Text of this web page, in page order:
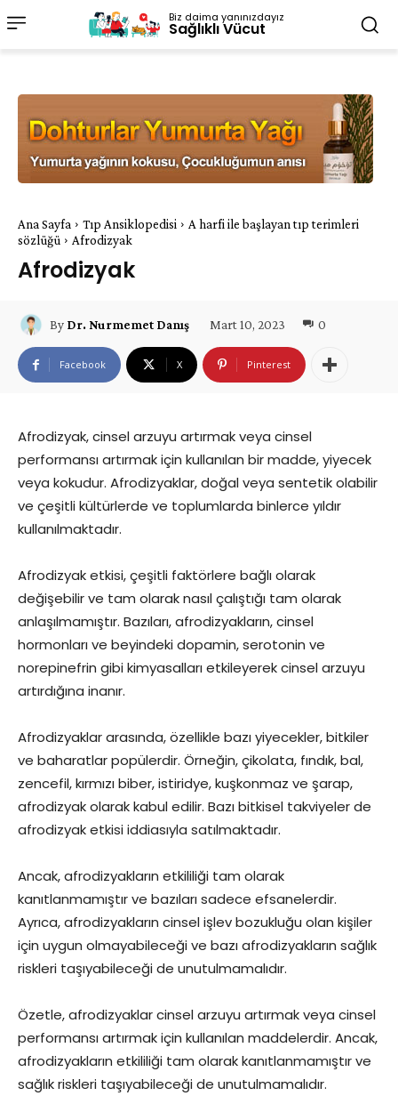
Biz daima yanınızdayız
Sağlıklı Vücut
Ana Sayfa Tıp Ansiklopedisi
A harfi ile başlayan tıp terimleri
sözlüğü
Afrodizyak
Afrodizyak
By Dr. Nurmemet Danış Mart 10, 2023 0
Facebook X Pinterest
Afrodizyak, cinsel arzuyu artırmak veya cinsel
performansı artırmak için kullanılan bir madde, yiyecek
veya kokudur. Afrodizyaklar, doğal veya sentetik olabilir
ve çeşitli kültürlerde ve toplumlarda binlerce yıldır
kullanılmaktadır.
Afrodizyak etkisi, çeşitli faktörlere bağlı olarak
değişebilir ve tam olarak nasıl çalıştığı tam olarak
anlaşılmamıştır. Bazıları, afrodizyakların, cinsel
hormonları ve beyindeki dopamin, serotonin ve
norepinefrin gibi kimyasalları etkileyerek cinsel arzuyu
artırdığına inanır.
Afrodizyaklar arasında, özellikle bazı yiyecekler, bitkiler
ve baharatlar popülerdir. Örneğin, çikolata, fındık, bal,
zencefil, kırmızı biber, istiridye, kuşkonmaz ve şarap,
afrodizyak olarak kabul edilir. Bazı bitkisel takviyeler de
afrodizyak etkisi iddiasıyla satılmaktadır.
Ancak, afrodizyakların etkililiği tam olarak
kanıtlanmamıştır ve bazıları sadece efsanelerdir.
Ayrıca, afrodizyakların cinsel işlev bozukluğu olan kişiler
için uygun olmayabileceği ve bazı afrodizyakların sağlık
riskleri taşıyabileceği de unutulmamalıdır.
Özetle, afrodizyaklar cinsel arzuyu artırmak veya cinsel
performansı artırmak için kullanılan maddelerdir. Ancak,
afrodizyakların etkililiği tam olarak kanıtlanmamıştır ve
sağlık riskleri taşıyabileceği de unutulmamalıdır.